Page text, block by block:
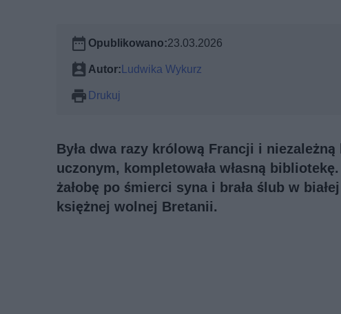
Opublikowano:23.03.2026
Autor: Ludwika Wykurz
Drukuj
Była dwa razy królową Francji i
uczonym, kompletowała własną
żałobę po śmierci syna i brała ślub w
księżnej wolnej Bretanii.